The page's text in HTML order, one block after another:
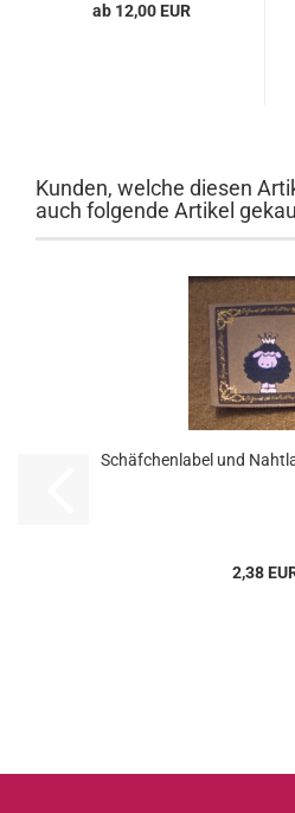
ab 12,00 EUR
Kunden, welche diesen
auch folgende Artikel
Schäfchenlabel und
2,38